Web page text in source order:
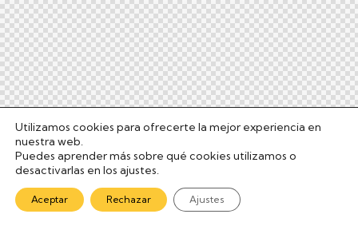
Utilizamos cookies para ofrecerte la mejor experiencia en
nuestra web.
Puedes aprender más sobre qué cookies utilizamos o
desactivarlas en los ajustes.
Aceptar Rechazar Ajustes